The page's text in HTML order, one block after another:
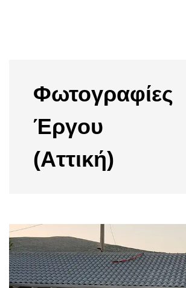
Φωτογραφίες
Έργου
(Αττική)